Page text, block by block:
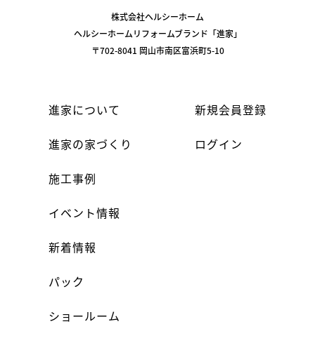
株式会社ヘルシーホーム
ヘルシーホームリフォームブランド「進家」
〒702-8041 岡山市南区富浜町5-10
進家について
進家の家づくり
施工事例
イベント情報
新着情報
パック
ショールーム
新規会員登録
ログイン